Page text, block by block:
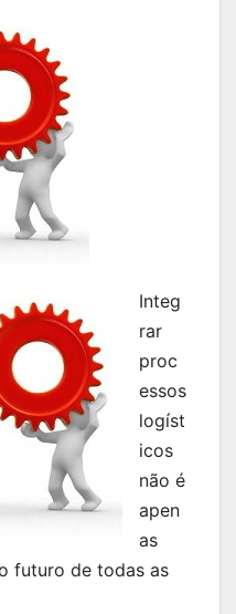
Integ
rar
proc
essos
logíst
icos
não é
apen
as
futuro de todas as